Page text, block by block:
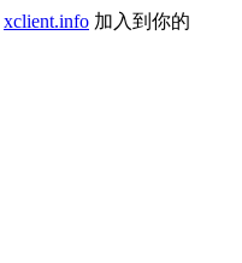
xclient.info 加入到你的